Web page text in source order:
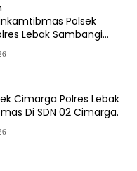
Polsek
Lebak Sambangi
Cimarga Polres Lebak
Di SDN 02 Cimarga.